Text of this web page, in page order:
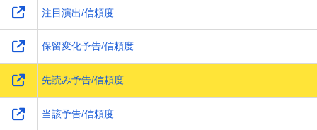
注目演出/信頼度
保留変化予告/信頼度
先読み予告/信頼度
当該予告/信頼度